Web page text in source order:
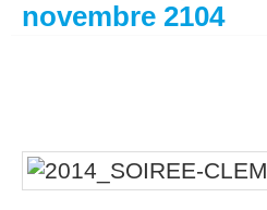
novembre 2104